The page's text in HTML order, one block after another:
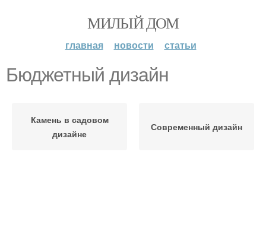
МИЛЫЙ ДОМ
главная новости статьи
Бюджетный дизайн
Камень в садовом
дизайне
Современный дизайн